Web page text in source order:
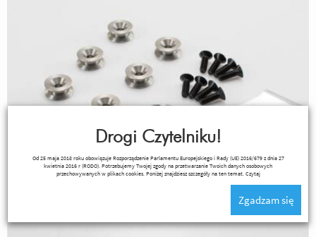
Drogi Czytelniku!
Od 25 maja 2018 roku obowiązuje Rozporządzenie Parlamentu Europejskiego i Rady (UE) 2016/679 z dnia 27
kwietnia 2016 r (RODO). Potrzebujemy Twojej zgody na przetwarzanie Twoich danych osobowych
przechowywanych w plikach cookies. Poniżej znajdziesz szczegóły na ten temat. Czytaj
Zgadzam się